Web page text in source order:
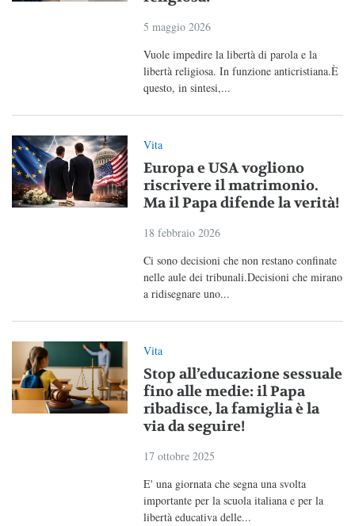
5 maggio 2026
Vuole impedire la libertà di parola e la
libertà religiosa. In funzione anticristiana.È
questo, in sintesi,...
Vita
Europa e USA vogliono
riscrivere il matrimonio.
Ma il Papa difende la verità!
18 febbraio 2026
Ci sono decisioni che non restano confinate
nelle aule dei tribunali.Decisioni che mirano
a ridisegnare uno...
Vita
Stop all’educazione sessuale
fino alle medie: il Papa
ribadisce, la famiglia è la
via da seguire!
17 ottobre 2025
E' una giornata che segna una svolta
importante per la scuola italiana e per la
libertà educativa delle...